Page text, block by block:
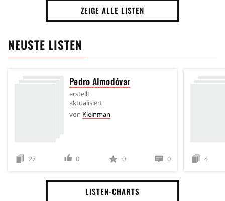
ZEIGE ALLE LISTEN
NEUSTE LISTEN
Pedro Almodóvar
erstellt
aktualisiert
von Kleinman
27 0 0 0 4
LISTEN-CHARTS